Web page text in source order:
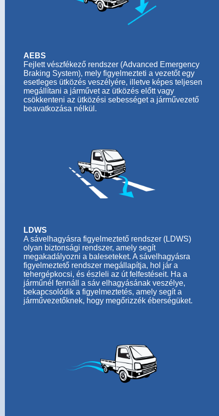
AEBS
Fejlett vészfékező rendszer (Advanced Emergency
Braking System), mely figyelmezteti a vezetőt egy
esetleges ütközés veszélyére, illetve képes teljesen
megállítani a járművet az ütközés előtt vagy
csökkenteni az ütközési sebességet a járművezető
beavatkozása nélkül.
LDWS
A sávelhagyásra figyelmeztető rendszer (LDWS)
olyan biztonsági rendszer, amely segít
megakadályozni a baleseteket. A sávelhagyásra
figyelmeztető rendszer megállapítja, hol jár a
tehergépkocsi, és észleli az út felfestéseit. Ha a
járműnél fennáll a sáv elhagyásának veszélye,
bekapcsolódik a figyelmeztetés, amely segít a
járművezetőknek, hogy megőrizzék éberségüket.